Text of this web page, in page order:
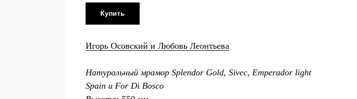
Купить
Игорь Осовский и Любовь Леонтьева
Натуральный мрамор Splendor Gold, Sivec, Emperador light
Spain и For Di Bosco